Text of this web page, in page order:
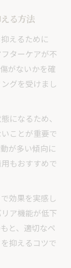
る方法
えるために
ターケアが不
がないかを確
グを受けまし
になるため、
ことが重要で
が多い傾向に
もおすすめで
効果を実感し
ア機能が低下
と、適切なペ
抑えるコツで